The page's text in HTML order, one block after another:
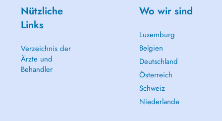
Nützliche
Links
Verzeichnis der
Ärzte und
Behandler
Wo wir sind
Luxemburg
Belgien
Deutschland
Österreich
Schweiz
Niederlande